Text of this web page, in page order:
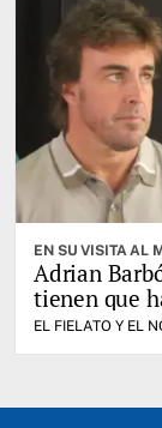
Adrian
tienen que
EL FIELATO Y EL